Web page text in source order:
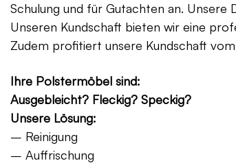
Schulung und für Gutachten an.
Unseren Kundschaft bieten wir eine
Zudem profitiert unsere Kundschaft
Ihre Polstermöbel sind:
Ausgebleicht? Fleckig? Speckig?
Unsere Lösung:
– Reinigung
– Auffrischung